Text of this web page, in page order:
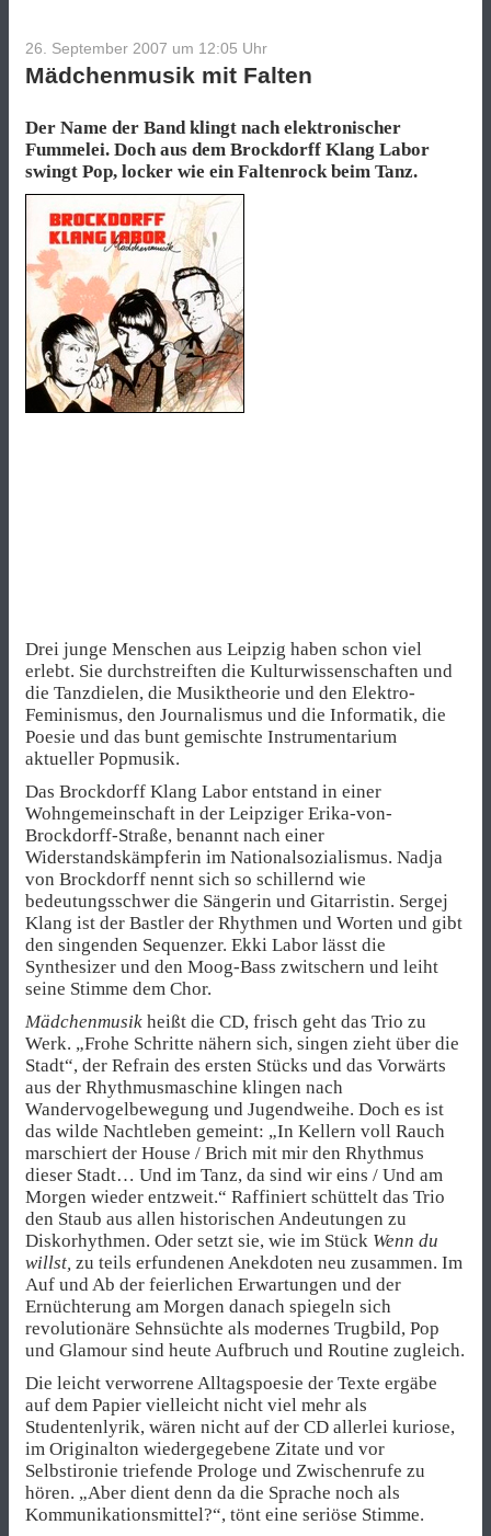
26. September 2007 um 12:05 Uhr
Mädchenmusik mit Falten
Der Name der Band klingt nach elektronischer
Fummelei. Doch aus dem Brockdorff Klang Labor
swingt Pop, locker wie ein Faltenrock beim Tanz.
Drei junge Menschen aus Leipzig haben schon viel
erlebt. Sie durchstreiften die Kulturwissenschaften und
die Tanzdielen, die Musiktheorie und den Elektro-
Feminismus, den Journalismus und die Informatik, die
Poesie und das bunt gemischte Instrumentarium
aktueller Popmusik.
Das Brockdorff Klang Labor entstand in einer
Wohngemeinschaft in der Leipziger Erika-von-
Brockdorff-Straße, benannt nach einer
Widerstandskämpferin im Nationalsozialismus. Nadja
von Brockdorff nennt sich so schillernd wie
bedeutungsschwer die Sängerin und Gitarristin. Sergej
Klang ist der Bastler der Rhythmen und Worten und gibt
den singenden Sequenzer. Ekki Labor lässt die
Synthesizer und den Moog-Bass zwitschern und leiht
seine Stimme dem Chor.
Mädchenmusik heißt die CD, frisch geht das Trio zu
Werk. „Frohe Schritte nähern sich, singen zieht über die
Stadt“, der Refrain des ersten Stücks und das Vorwärts
aus der Rhythmusmaschine klingen nach
Wandervogelbewegung und Jugendweihe. Doch es ist
das wilde Nachtleben gemeint: „In Kellern voll Rauch
marschiert der House / Brich mit mir den Rhythmus
dieser Stadt… Und im Tanz, da sind wir eins / Und am
Morgen wieder entzweit.“ Raffiniert schüttelt das Trio
den Staub aus allen historischen Andeutungen zu
Diskorhythmen. Oder setzt sie, wie im Stück Wenn du
willst, zu teils erfundenen Anekdoten neu zusammen. Im
Auf und Ab der feierlichen Erwartungen und der
Ernüchterung am Morgen danach spiegeln sich
revolutionäre Sehnsüchte als modernes Trugbild, Pop
und Glamour sind heute Aufbruch und Routine zugleich.
Die leicht verworrene Alltagspoesie der Texte ergäbe
auf dem Papier vielleicht nicht viel mehr als
Studentenlyrik, wären nicht auf der CD allerlei kuriose,
im Originalton wiedergegebene Zitate und vor
Selbstironie triefende Prologe und Zwischenrufe zu
hören. „Aber dient denn da die Sprache noch als
Kommunikationsmittel?“, tönt eine seriöse Stimme.